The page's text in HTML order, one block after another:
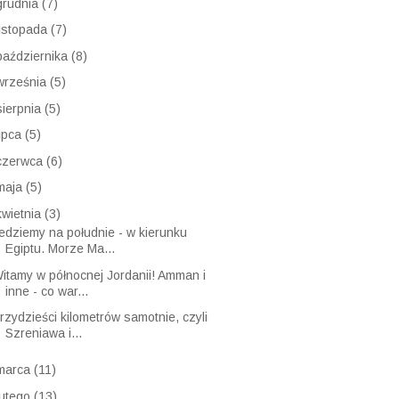
(81)
(78)
(75)
grudnia
(7)
listopada(7)
września(5)
sierpnia
(5)
(6)
maja
kwietnia
(3)
Egiptu. Morze Ma...
inne - co war...
kilometrów samotnie, czyli